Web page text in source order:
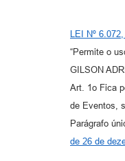
LEI Nº
“Permite o
GILSON
Art. 1o Fica
de Eventos,
Parágrafo
de 26 de